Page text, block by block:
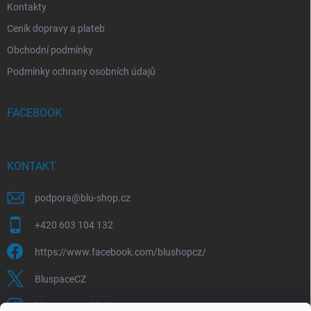
Kontakty
Ceník dopravy a plateb
Obchodní podmínky
Podmínky ochrany osobních údajů
FACEBOOK
KONTAKT
podpora@blu-shop.cz
+420 603 104 132
https://www.facebook.com/blushopcz/
BluspaceCZ
bluspace.cz_blushop.cz